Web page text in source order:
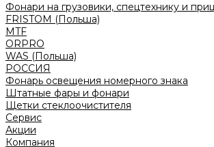
Фонари на грузовики, спецтехнику и
FRISTOM (Польша)
MTF
ORPRO
WAS (Польша)
РОССИЯ
Фонарь освещения номерного знака
Штатные фары и фонари
Щетки стеклоочистителя
Сервис
Акции
Компания